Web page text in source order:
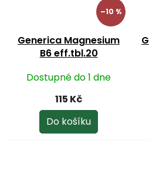
–10 %
Generica Magnesium
B6 eff.tbl.20
Dostupné do 1 dne
115 Kč
Do košíku